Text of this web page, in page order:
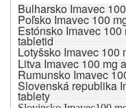
Bulharsko Imavec
Poľsko Imavec 100
Estónsko Imavec
tabletid
Lotyšsko Imavec 100
Litva Imavec 100 mg
Rumunsko Imavec
Slovenská republika
tablety